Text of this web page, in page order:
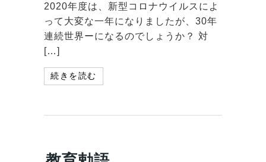
2020年度は、新型コロナウイルスによ
って大変な一年になりましたが、30年
連続世界ーになるのでしょうか？ 対
[…]
続きを読む